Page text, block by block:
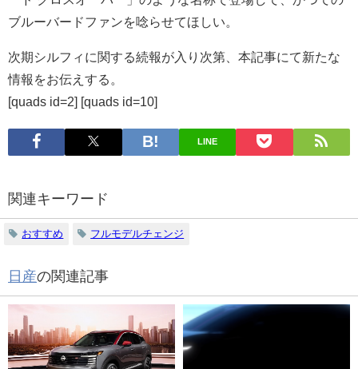
ブルーバードファンを唸らせてほしい。
次期シルフィに関する続報が入り次第、本記事にて新たな
情報をお伝えする。
[quads id=2] [quads id=10]
LINE
関連キーワード
おすすめ フルモデルチェンジ
日産の関連記事